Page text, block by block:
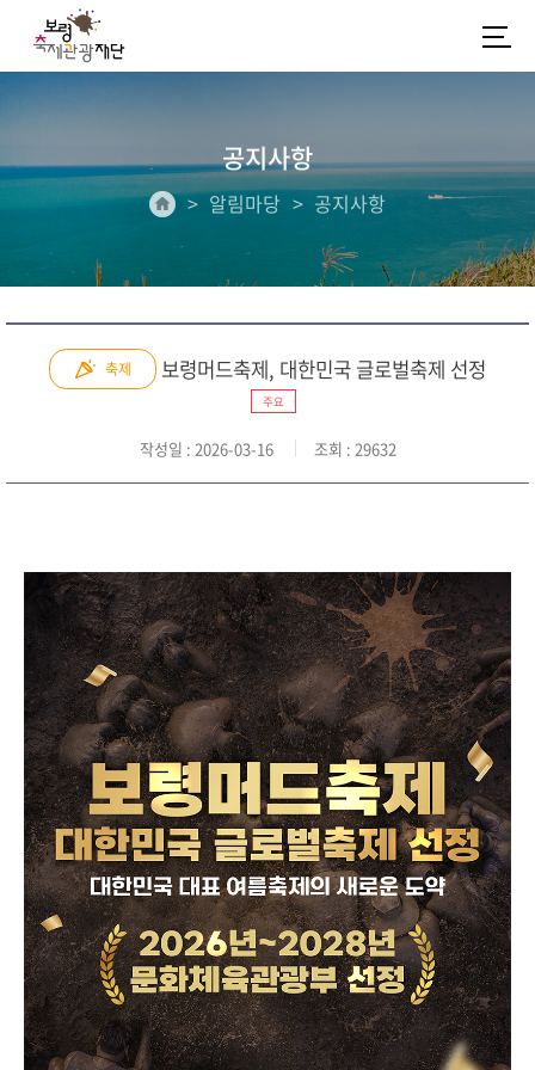
공지사항
알림마당 공지사항
축제 보령머드축제, 대한민국 글로벌축제 선정
주요
작성일 : 2026-03-16 조회 : 29632